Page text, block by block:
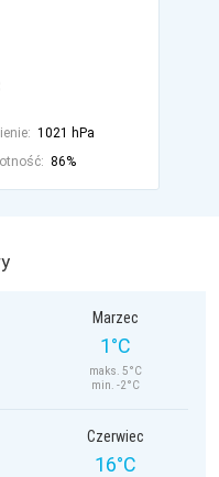
1021 hPa
86%
Marzec
1°C
maks. 5°C
min. -2°C
Czerwiec
16°C